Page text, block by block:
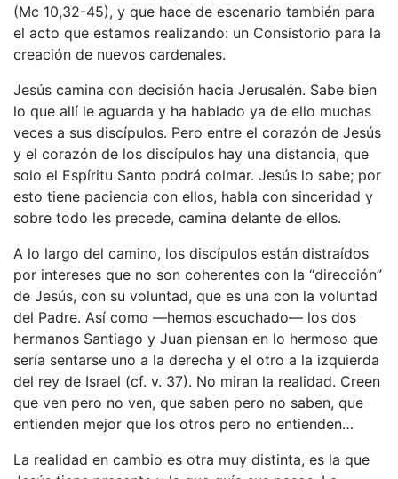
(Mc 10,32-45), y que hace de escenario también para
el acto que estamos realizando: un Consistorio para la
creación de nuevos cardenales.
Jesús camina con decisión hacia Jerusalén. Sabe bien
lo que allí le aguarda y ha hablado ya de ello muchas
veces a sus discípulos. Pero entre el corazón de Jesús
y el corazón de los discípulos hay una distancia, que
solo el Espíritu Santo podrá colmar. Jesús lo sabe; por
esto tiene paciencia con ellos, habla con sinceridad y
sobre todo les precede, camina delante de ellos.
A lo largo del camino, los discípulos están distraídos
por intereses que no son coherentes con la “dirección”
de Jesús, con su voluntad, que es una con la voluntad
del Padre. Así como —hemos escuchado— los dos
hermanos Santiago y Juan piensan en lo hermoso que
sería sentarse uno a la derecha y el otro a la izquierda
del rey de Israel (cf. v. 37). No miran la realidad. Creen
que ven pero no ven, que saben pero no saben, que
entienden mejor que los otros pero no entienden…
La realidad en cambio es otra muy distinta, es la que